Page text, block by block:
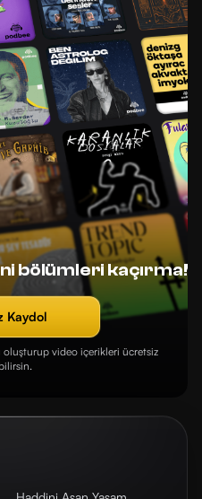
bölümleri kaçırma!
Kaydol
oluşturup video içerikleri ücretsiz